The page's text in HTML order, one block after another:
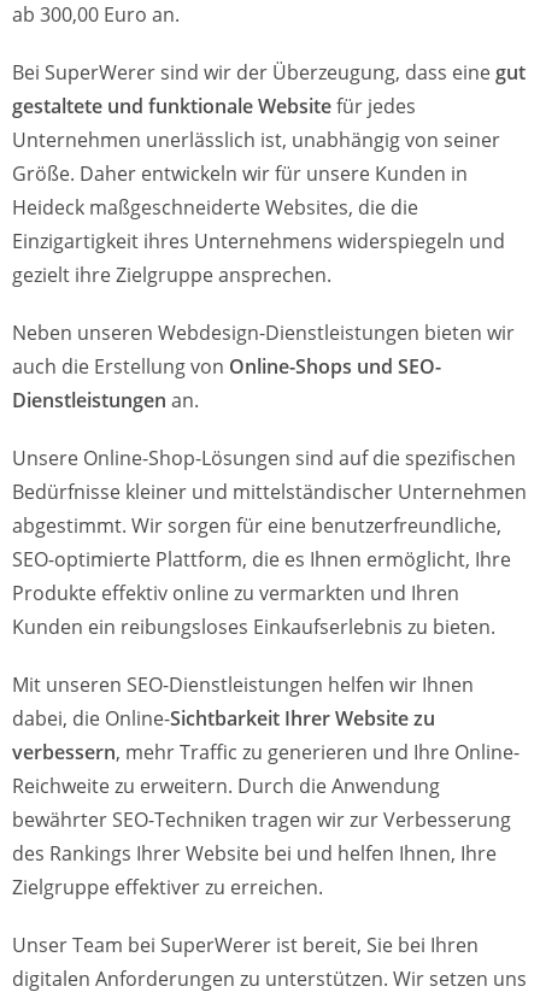
ab 300,00 Euro an.
Bei SuperWerer sind wir der Überzeugung, dass eine gut
gestaltete und funktionale Websitefür jedes
Unternehmen unerlässlich ist, unabhängig von seiner
Größe. Daher entwickeln wir für unsere Kunden in
Heideck maßgeschneiderte Websites, die die
Einzigartigkeit ihres Unternehmens widerspiegeln und
gezielt ihre Zielgruppe ansprechen.
Neben unseren Webdesign-Dienstleistungen bieten wir
auch die Erstellung von Online-Shops und SEO-
Dienstleistungen an.
Unsere Online-Shop-Lösungen sind auf die spezifischen
Bedürfnisse kleiner und mittelständischer Unternehmen
abgestimmt. Wir sorgen für eine benutzerfreundliche,
SEO-optimierte Plattform, die es Ihnen ermöglicht, Ihre
Produkte effektiv online zu vermarkten und Ihren
Kunden ein reibungsloses Einkaufserlebnis zu bieten.
Mit unseren SEO-Dienstleistungen helfen wir Ihnen
dabei, die Online-Sichtbarkeit Ihrer Website zu
verbessern, mehr Traffic zu generieren und Ihre Online-
Reichweite zu erweitern. Durch die Anwendung
bewährter SEO-Techniken tragen wir zur Verbesserung
des Rankings Ihrer Website bei und helfen Ihnen, Ihre
Zielgruppe effektiver zu erreichen.
Unser Team bei SuperWerer ist bereit, Sie bei Ihren
digitalen Anforderungen zu unterstützen. Wir setzen uns